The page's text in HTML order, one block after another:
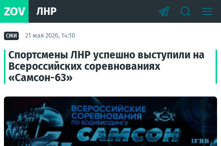
ZOV ЛНР
СМИ 21 мая 2026, 14:10
Спортсмены ЛНР успешно выступили на
Всероссийских соревнованиях
«Самсон-63»